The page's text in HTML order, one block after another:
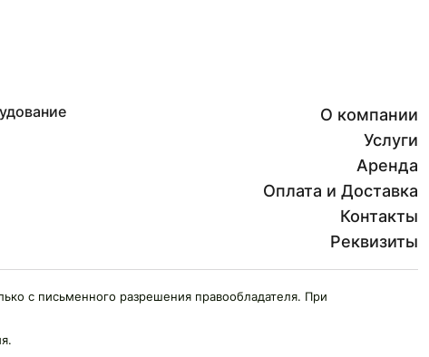
О компании
Услуги
Аренда
Оплата и Доставка
Контакты
Реквизиты
с письменного разрешения правообладателя. При